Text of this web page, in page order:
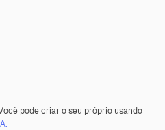
pode criar o seu próprio usando